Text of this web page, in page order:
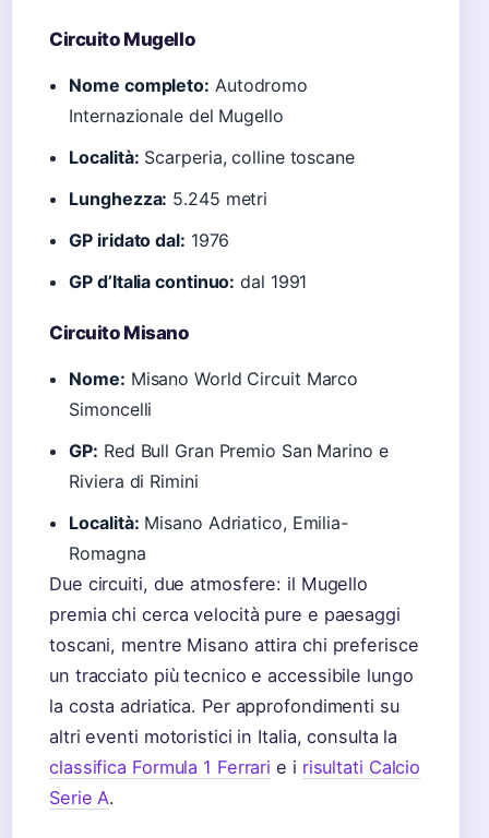
Circuito Mugello
Nome completo: Autodromo
Internazionale del Mugello
Località: Scarperia, colline toscane
Lunghezza: 5.245 metri
GP iridato dal: 1976
GP d’Italia continuo: dal 1991
Circuito Misano
Nome: Misano World Circuit Marco
Simoncelli
GP: Red Bull Gran Premio San Marino e
Riviera di Rimini
Località: Misano Adriatico, Emilia-
Romagna
Due circuiti, due atmosfere: il Mugello
premia chi cerca velocità pure e paesaggi
toscani, mentre Misano attira chi preferisce
un tracciato più tecnico e accessibile lungo
la costa adriatica. Per approfondimenti su
altri eventi motoristici in Italia, consulta la
classifica Formula 1 Ferrari e i risultati Calcio
Serie A.